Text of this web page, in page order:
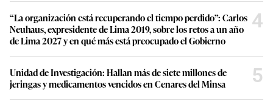
“La organización está recuperando el tiempo perdido”: Carlos
Neuhaus, expresidente de Lima 2019, sobre los retos a un año
de Lima 2027 y en qué más está preocupado el Gobierno
4
Unidad de Investigación: Hallan más de siete millones de
jeringas y medicamentos vencidos en Cenares del Minsa
5